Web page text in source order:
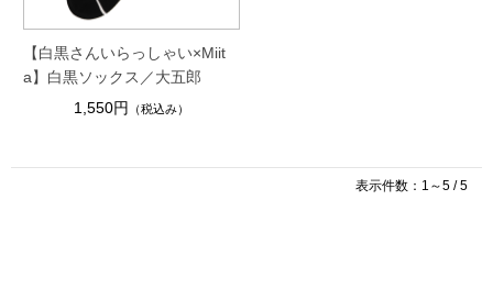
【白黒さんいらっしゃい×Miit
a】白黒ソックス／大五郎
1,550円
（税込み）
表示件数：1～5 / 5